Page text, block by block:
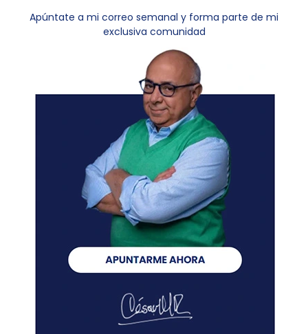
Apúntate a mi correo semanal y forma parte de mi
exclusiva comunidad